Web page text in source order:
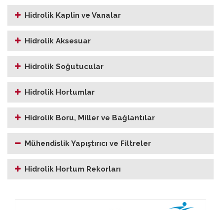
Hidrolik Kaplin ve Vanalar
Hidrolik Aksesuar
Hidrolik Soğutucular
Hidrolik Hortumlar
Hidrolik Boru, Miller ve Bağlantılar
Mühendislik Yapıştırıcı ve Filtreler
Hidrolik Hortum Rekorları